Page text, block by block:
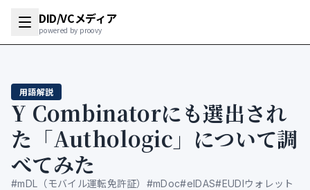
DID/VCメディア
powered by proovy
用語解説
Y Combinatorにも選出され
た「Authologic」について調
べてみた
#mDL（モバイル運転免許証） #mDoc#eIDAS#EUDIウォレット